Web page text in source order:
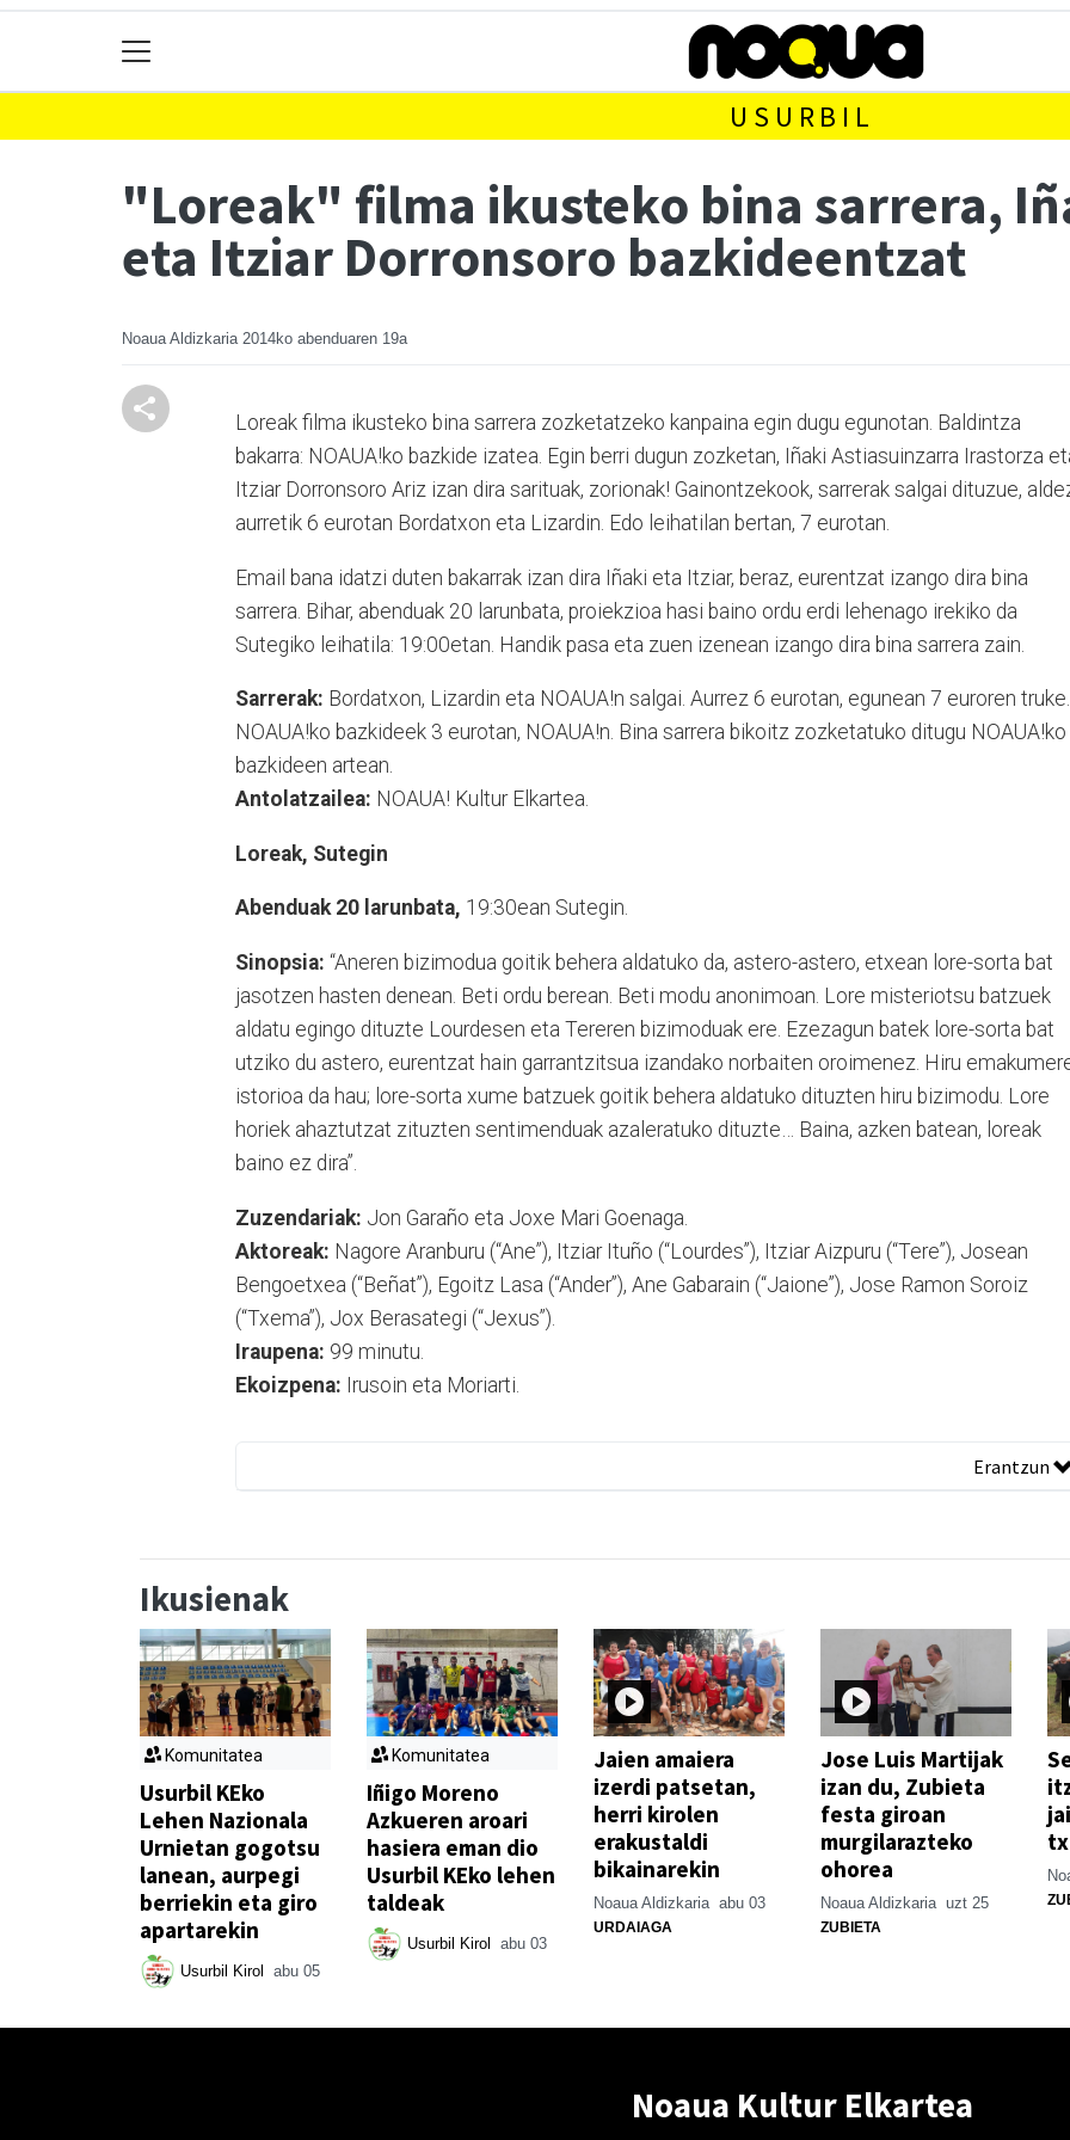
USURBIL
"Loreak" filma ikusteko bina sarrera,
eta Itziar Dorronsoro bazkideentzat
Noaua Aldizkaria 2014ko abenduaren 19a
Loreak filma ikusteko bina sarrera zozketatzeko kanpaina egin dugu egunotan. Baldintza
bakarra: NOAUA!ko bazkide izatea. Egin berri dugun zozketan, Iñaki Astiasuinzarra Irastorza
Itziar Dorronsoro Ariz izan dira sarituak, zorionak! Gainontzekook, sarrerak salgai dituzue,
aurretik 6 eurotan Bordatxon eta Lizardin. Edo leihatilan bertan, 7 eurotan.
Email bana idatzi duten bakarrak izan dira Iñaki eta Itziar, beraz, eurentzat izango dira bina
sarrera. Bihar, abenduak 20 larunbata, proiekzioa hasi baino ordu erdi lehenago irekiko da
Sutegiko leihatila: 19:00etan. Handik pasa eta zuen izenean izango dira bina sarrera zain.
Sarrerak: Bordatxon, Lizardin eta NOAUA!n salgai. Aurrez 6 eurotan, egunean 7 euroren truke.
NOAUA!ko bazkideek 3 eurotan, NOAUA!n. Bina sarrera bikoitz zozketatuko ditugu NOAUA!ko
bazkideen artean.
Antolatzailea: NOAUA! Kultur Elkartea.
Loreak, Sutegin
Abenduak 20 larunbata, 19:30ean Sutegin.
Sinopsia: “Aneren bizimodua goitik behera aldatuko da, astero-astero, etxean lore-sorta bat
jasotzen hasten denean. Beti ordu berean. Beti modu anonimoan. Lore misteriotsu batzuek
aldatu egingo dituzte Lourdesen eta Tereren bizimoduak ere. Ezezagun batek lore-sorta bat
utziko du astero, eurentzat hain garrantzitsua izandako norbaiten oroimenez. Hiru
istorioa da hau; lore-sorta xume batzuek goitik behera aldatuko dituzten hiru bizimodu. Lore
horiek ahaztutzat zituzten sentimenduak azaleratuko dituzte… Baina, azken batean, loreak
baino ez dira”.
Zuzendariak: Jon Garaño eta Joxe Mari Goenaga.
Aktoreak: Nagore Aranburu (“Ane”), Itziar Ituño (“Lourdes”), Itziar Aizpuru (“Tere”), Josean
Bengoetxea (“Beñat”), Egoitz Lasa (“Ander”), Ane Gabarain (“Jaione”), Jose Ramon Soroiz
(“Txema”), Jox Berasategi (“Jexus”).
Iraupena: 99 minutu.
Ekoizpena: Irusoin eta Moriarti.
Erantzun
Ikusienak
Komunitatea
Usurbil KEko
Lehen Nazionala
Urnietan gogotsu
lanean, aurpegi
berriekin eta giro
apartarekin
Usurbil Kirol abu 05
Komunitatea
Iñigo Moreno
Azkueren aroari
hasiera eman dio
Usurbil KEko lehen
taldeak
Usurbil Kirol abu 03
Jaien amaiera
izerdi patsetan,
herri kirolen
erakustaldi
bikainarekin
Noaua Aldizkaria abu 03
URDAIAGA
Jose Luis Martijak
izan du, Zubieta
festa giroan
murgilarazteko
ohorea
Noaua Aldizkaria uzt 25
ZUBIETA
Noaua Kultur Elkartea